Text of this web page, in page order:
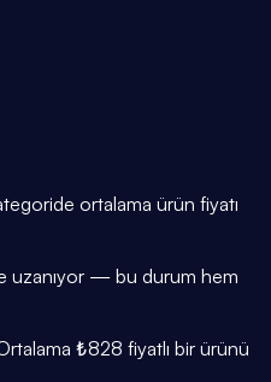
ortalama ürün fiyatı
uzanıyor — bu durum hem
₺828 fiyatlı bir ürünü